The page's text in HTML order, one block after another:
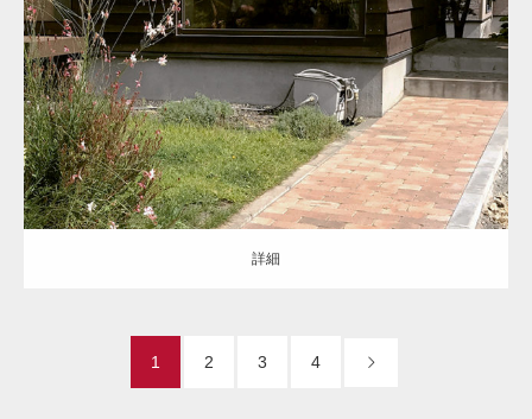
セミクローズ 和モダン アプローチ お庭 ウッドデッキ レンガ
天然芝
西区 リ・エクステリア
詳細
詳細
1 2 3 4
イアウト
計算された配分は培ってきた技術と丁寧な職
人の技